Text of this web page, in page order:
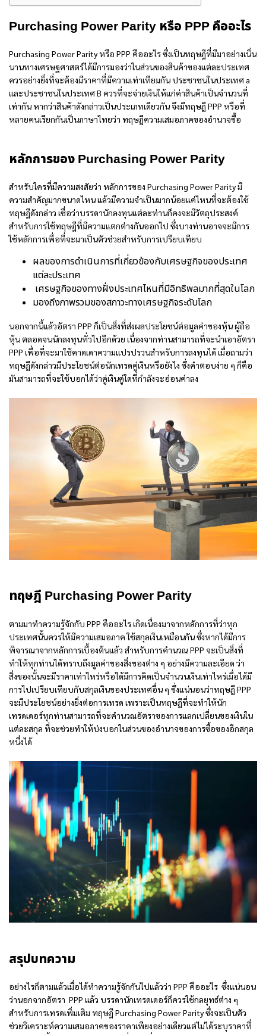
Purchasing Power Parity หรือ PPP คืออะไร
Purchasing Power Parity หรือ PPP คืออะไรซึ่งเป็นทฤษฎีที่มีมาอย่างเนิ่น
นานทางเศรษฐศาสตร์ได้มีการมองว่าในส่วนของสินค้าของแต่ละประเทศ
ควรอย่างยิ่งที่จะต้องมีราคาที่มีความเท่าเทียมกัน ประชาชนในประเทศ a
และประชาชนในประเทศ B ควรที่จะจ่ายเงินให้แก่ค่าสินค้าเป็นจำนวนที่
เท่ากัน หากว่าสินค้าดังกล่าวเป็นประเภทเดียวกัน จึงมีทฤษฎี PPP หรือที่
หลายคนเรียกกันเป็นภาษาไทยว่า ทฤษฎีความเสมอภาคของอำนาจซื้อ
หลักการของ Purchasing Power Parity
สำหรับใครที่มีความสงสัยว่า หลักการของ Purchasing Power Parity มี
ความสำคัญมากขนาดไหน แล้วมีความจำเป็นมากน้อยแค่ไหนที่จะต้องใช้
ทฤษฎีดังกล่าว เชื่อว่าบรรดานักลงทุนแต่ละท่านก็คงจะมีวัตถุประสงค์
สำหรับการใช้ทฤษฎีที่มีความแตกต่างกันออกไป ซึ่งบางท่านอาจจะมีการ
ใช้หลักการเพื่อที่จะมาเป็นตัวช่วยสำหรับการเปรียบเทียบ
ผลของการดำเนินการที่เกี่ยวข้องกับเศรษฐกิจของประเทศ
แต่ละประเทศ
เศรษฐกิจของทางฝั่งประเทศไหนที่มีอิทธิพลมากที่สุดในโลก
มองถึงภาพรวมของสภาวะทางเศรษฐกิจระดับโลก
นอกจากนี้แล้วอัตรา PPP ก็เป็นสิ่งที่ส่งผลประโยชน์ต่อมูลค่าของหุ้น ผู้ถือ
หุ้น ตลอดจนนักลงทุนทั่วไปอีกด้วย เนื่องจากท่านสามารถที่จะนำเอาอัตรา
PPP เพื่อที่จะมาใช้คาดเดาความแปรปรวนสำหรับการลงทุนได้ เมื่อถามว่า
ทฤษฎีดังกล่าวมีประโยชน์ต่อนักเทรดคู่เงินหรือยังไง ซึ่งคำตอบง่าย ๆ ก็คือ
มันสามารถที่จะใช้บอกได้ว่าคู่เงินคู่ใดที่กำลังจะอ่อนค่าลง
ทฤษฎี Purchasing Power Parity
ตามมาทำความรู้จักกับ PPP คืออะไรเกิดเนื่องมาจากหลักการที่ว่าทุก
ประเทศนั้นควรให้มีความเสมอภาค ใช้สกุลเงินเหมือนกัน ซึ่งหากได้มีการ
พิจารณาจากหลักการเบื้องต้นแล้ว สำหรับการคำนวณ PPP จะเป็นสิ่งที่
ทำให้ทุกท่านได้ทราบถึงมูลค่าของสิ่งของต่าง ๆ อย่างมีความละเอียด ว่า
สิ่งของนั้นจะมีราคาเท่าไหร่หรือได้มีการคิดเป็นจำนวนเงินเท่าไหร่เมื่อได้มี
การไปเปรียบเทียบกับสกุลเงินของประเทศอื่น ๆ ซึ่งแน่นอนว่าทฤษฎี PPP
จะมีประโยชน์อย่างยิ่งต่อการเทรด เพราะเป็นทฤษฎีที่จะทำให้นัก
เทรดเดอร์ทุกท่านสามารถที่จะคำนวณอัตราของการแลกเปลี่ยนของเงินใน
แต่ละสกุล ที่จะช่วยทำให้บ่งบอกในส่วนของอำนาจของการซื้อของอีกสกุล
หนึ่งได้
สรุปบทความ
อย่างไรก็ตามแล้วเมื่อได้ทำความรู้จักกันไปแล้วว่า PPP คืออะไร ซึ่งแน่นอน
ว่านอกจากอัตรา PPP แล้ว บรรดานักเทรดเดอร์ก็ควรใช้กลยุทธ์ต่าง ๆ
สำหรับการเทรดเพิ่มเติม ทฤษฎี Purchasing Power Parity ซึ่งจะเป็นตัว
ช่วยวิเคราะห์ความเสมอภาคของราคาเพียงอย่างเดียวแต่ไม่ได้ระบุราคาที่